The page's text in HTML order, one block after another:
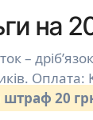
на
–
штраф 20